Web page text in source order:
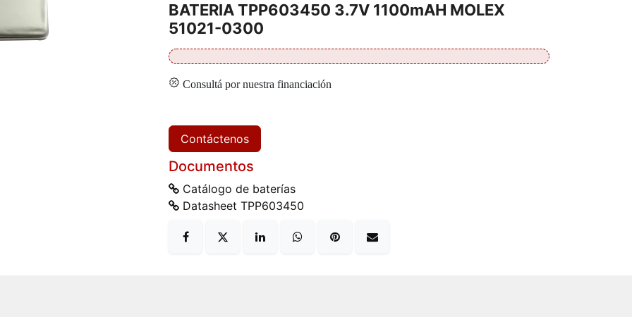
BATERIA TPP603450 3.7V 1100mAH MOLEX
51021-0300
Consultá por nuestra financiación
Contáctenos
Documentos
Catálogo de baterías
Datasheet TPP603450